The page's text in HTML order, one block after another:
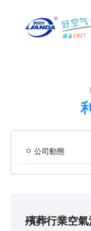
公司動態
殯葬行業空